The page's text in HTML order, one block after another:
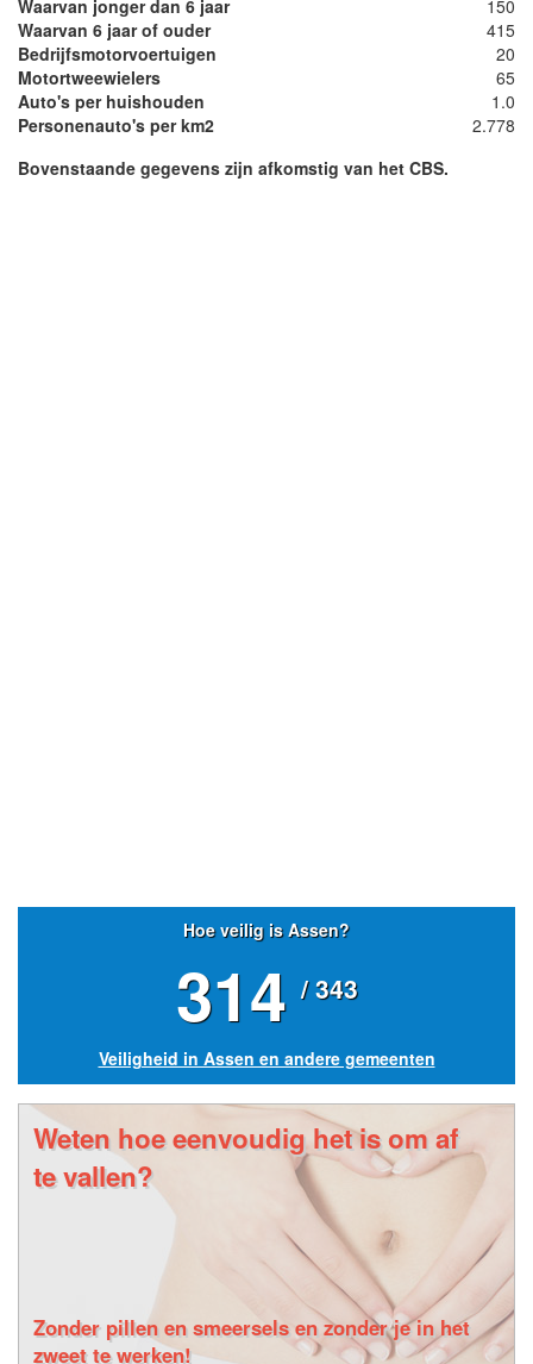
Waarvan jonger dan 6 jaar
150
Waarvan 6 jaar of ouder
415
Bedrijfsmotorvoertuigen
20
Motortweewielers
65
Auto's per huishouden
1.0
Personenauto's per km2
2.778
Bovenstaande gegevens zijn afkomstig van het CBS.
Hoe veilig is Assen?
314 / 343
Veiligheid in Assen en andere gemeenten
Weten hoe eenvoudig het is om af
te vallen?
Zonder pillen en smeersels en zonder je in het
zweet te werken!